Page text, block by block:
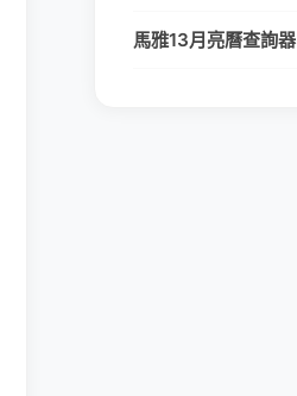
馬雅13月亮曆查詢器